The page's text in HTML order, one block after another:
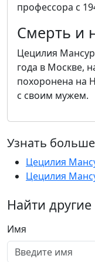
профессора с
Смерть и
Цецилия
года в Москве,
похоронена на
с своим мужем.
Узнать
Цецилия
Цецилия
Найти
Имя